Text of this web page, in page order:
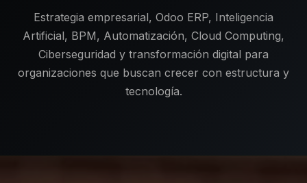
Estrategia empresarial, Odoo ERP, Inteligencia
Artificial, BPM, Automatización, Cloud Computing,
Ciberseguridad y transformación digital para
organizaciones que buscan crecer con estructura y
tecnología.